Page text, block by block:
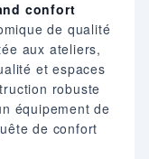
confort
de qualité
aux ateliers,
et espaces
robuste
équipement de
de confort